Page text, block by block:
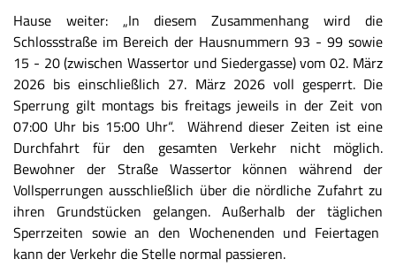
Hause weiter: „In diesem Zusammenhang wird die
Schlossstraße im Bereich der Hausnummern 93 - 99 sowie
15 - 20 (zwischen Wassertor und Siedergasse) vom 02. März
2026 bis einschließlich 27. März 2026 voll gesperrt. Die
Sperrung gilt montags bis freitags jeweils in der Zeit von
07:00 Uhr bis 15:00 Uhr“. Während dieser Zeiten ist eine
Durchfahrt für den gesamten Verkehr nicht möglich.
Bewohner der Straße Wassertor können während der
Vollsperrungen ausschließlich über die nördliche Zufahrt zu
ihren Grundstücken gelangen. Außerhalb der täglichen
Sperrzeiten sowie an den Wochenenden und Feiertagen
kann der Verkehr die Stelle normal passieren.